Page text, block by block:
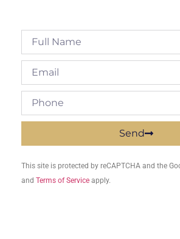
Send
This site is protected by reCAPTCHA and the
and Terms of Service apply.